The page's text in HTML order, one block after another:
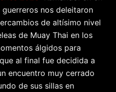
nos deleitaron
de altísimo nivel
de Muay Thai en los
álgidos para
al final fue decidida a
encuentro muy cerrado
de sus sillas en